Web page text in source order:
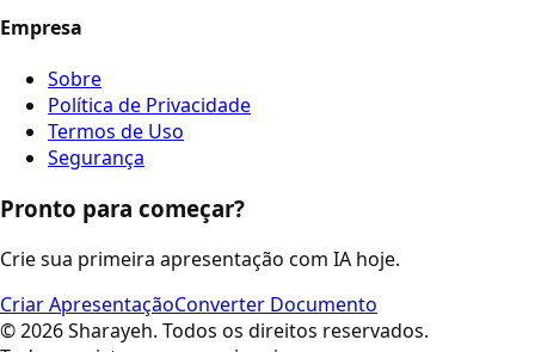
Empresa
Sobre
Política de Privacidade
Termos de Uso
Segurança
Pronto para começar?
Crie sua primeira apresentação com IA hoje.
Criar ApresentaçãoConverter Documento
©2026Sharayeh. Todos os direitos reservados.